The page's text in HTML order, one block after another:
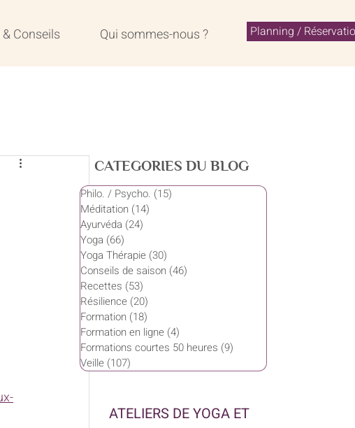
Conseils Qui sommes-nous ? Planning /
CATEGORIES DU BLOG
Philo. / Psycho. (15)
Méditation (14)
Ayurvéda (24)
Yoga (66)
Yoga Thérapie (30)
Conseils de saison (46)
Recettes (53)
Résilience (20)
Formation (18)
Formation en ligne (4)
Formations courtes 50 heures (9)
Veille (107)
ATELIERS DE YOGA ET